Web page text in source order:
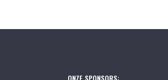
ONZE SPONSORS: